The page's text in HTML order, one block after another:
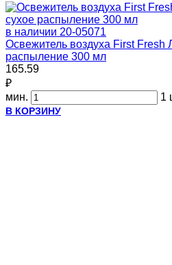
в наличии 20-05071
Освежитель воздуха First Fresh
распыление 300 мл
165.59
₽
мин.
1
В КОРЗИНУ